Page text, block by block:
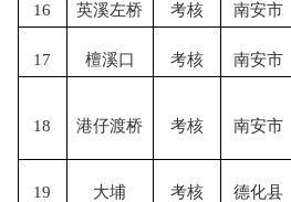
16 英溪左桥 考核 南安市
17 檀溪口 考核 南安市
18 港仔渡桥 考核 南安市
19 大埔 考核 德化县